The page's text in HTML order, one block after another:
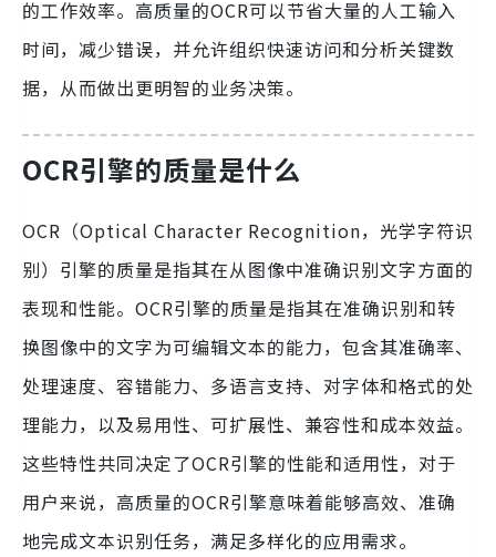
的工作效率。高质量的OCR可以节省大量的人工输入
时间，减少错误，并允许组织快速访问和分析关键数
据，从而做出更明智的业务决策。
OCR引擎的质量是什么
OCR（Optical Character Recognition，光学字符识
别）引擎的质量是指其在从图像中准确识别文字方面的
表现和性能。OCR引擎的质量是指其在准确识别和转
换图像中的文字为可编辑文本的能力，包含其准确率、
处理速度、容错能力、多语言支持、对字体和格式的处
理能力，以及易用性、可扩展性、兼容性和成本效益。
这些特性共同决定了OCR引擎的性能和适用性，对于
用户来说，高质量的OCR引擎意味着能够高效、准确
地完成文本识别任务，满足多样化的应用需求。